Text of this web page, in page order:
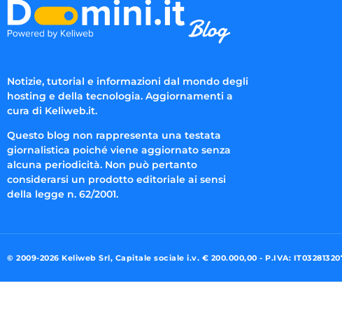
Notizie, tutorial e informazioni dal mondo degli
hosting e della tecnologia. Aggiornamenti a
cura di Keliweb.it.
Questo blog non rappresenta una testata
giornalistica poiché viene aggiornato senza
alcuna periodicità. Non può pertanto
considerarsi un prodotto editoriale ai sensi
della legge n. 62/2001.
© 2009-2026 Keliweb Srl, Capitale sociale i.v. € 200.000,00 - P.IVA: